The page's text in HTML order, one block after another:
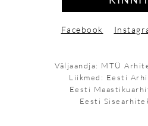
Facebook
Väljaandja: MTÜ
Liikmed: Eesti
Eesti
Eesti